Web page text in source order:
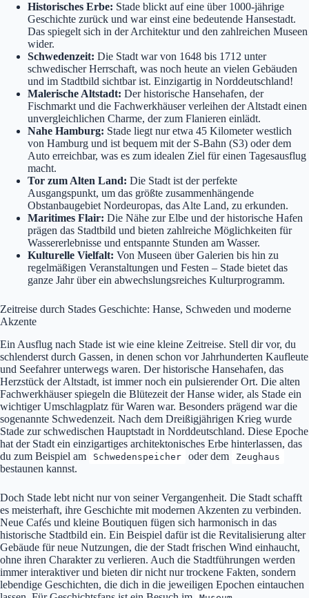
Historisches Erbe: Stade blickt auf eine über 1000-jährige
Geschichte zurück und war einst eine bedeutende Hansestadt.
Das spiegelt sich in der Architektur und den zahlreichen Museen
wider.
Schwedenzeit: Die Stadt war von 1648 bis 1712 unter
schwedischer Herrschaft, was noch heute an vielen Gebäuden
und im Stadtbild sichtbar ist. Einzigartig in Norddeutschland!
Malerische Altstadt: Der historische Hansehafen, der
Fischmarkt und die Fachwerkhäuser verleihen der Altstadt einen
unvergleichlichen Charme, der zum Flanieren einlädt.
Nahe Hamburg: Stade liegt nur etwa 45 Kilometer westlich
von Hamburg und ist bequem mit der S-Bahn (S3) oder dem
Auto erreichbar, was es zum idealen Ziel für einen Tagesausflug
macht.
Tor zum Alten Land: Die Stadt ist der perfekte
Ausgangspunkt, um das größte zusammenhängende
Obstanbaugebiet Nordeuropas, das Alte Land, zu erkunden.
Maritimes Flair: Die Nähe zur Elbe und der historische Hafen
prägen das Stadtbild und bieten zahlreiche Möglichkeiten für
Wassererlebnisse und entspannte Stunden am Wasser.
Kulturelle Vielfalt: Von Museen über Galerien bis hin zu
regelmäßigen Veranstaltungen und Festen – Stade bietet das
ganze Jahr über ein abwechslungsreiches Kulturprogramm.
Zeitreise durch Stades Geschichte: Hanse, Schweden und moderne
Akzente
Ein Ausflug nach Stade ist wie eine kleine Zeitreise. Stell dir vor, du
schlenderst durch Gassen, in denen schon vor Jahrhunderten Kaufleute
und Seefahrer unterwegs waren. Der historische Hansehafen, das
Herzstück der Altstadt, ist immer noch ein pulsierender Ort. Die alten
Fachwerkhäuser spiegeln die Blütezeit der Hanse wider, als Stade ein
wichtiger Umschlagplatz für Waren war. Besonders prägend war die
sogenannte Schwedenzeit. Nach dem Dreißigjährigen Krieg wurde
Stade zur schwedischen Hauptstadt in Norddeutschland. Diese Epoche
hat der Stadt ein einzigartiges architektonisches Erbe hinterlassen, das
du zum Beispiel am
Schwedenspeicher oder dem Zeughaus
bestaunen kannst.
Doch Stade lebt nicht nur von seiner Vergangenheit. Die Stadt schafft
es meisterhaft, ihre Geschichte mit modernen Akzenten zu verbinden.
Neue Cafés und kleine Boutiquen fügen sich harmonisch in das
historische Stadtbild ein. Ein Beispiel dafür ist die Revitalisierung alter
Gebäude für neue Nutzungen, die der Stadt frischen Wind einhaucht,
ohne ihren Charakter zu verlieren. Auch die Stadtführungen werden
immer interaktiver und bieten dir nicht nur trockene Fakten, sondern
lebendige Geschichten, die dich in die jeweiligen Epochen eintauchen